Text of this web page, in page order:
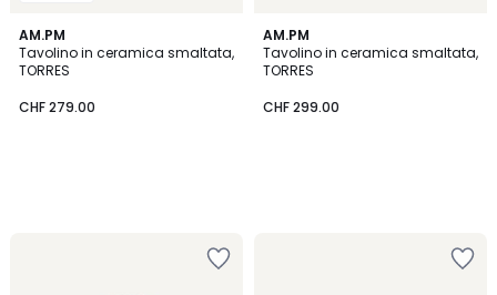
AM.PM
Tavolino in ceramica smaltata,
TORRES
CHF 279.00
AM.PM
Tavolino in ceramica smaltata,
TORRES
CHF 299.00